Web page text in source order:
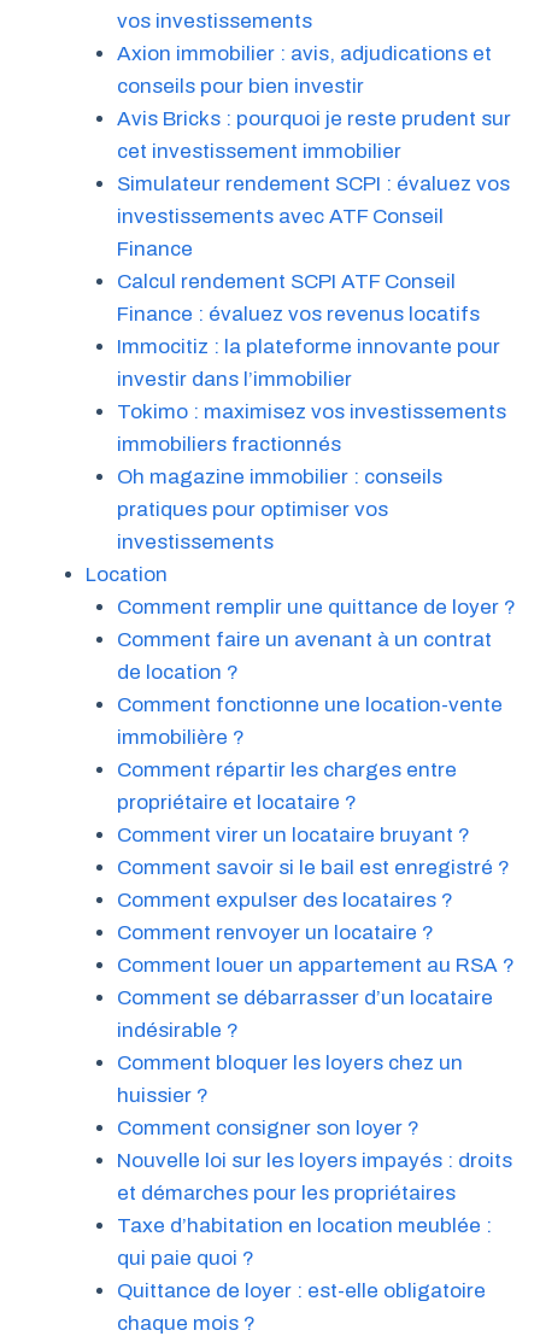
vos investissements
Axion immobilier : avis, adjudications et
conseils pour bien investir
Avis Bricks : pourquoi je reste prudent sur
cet investissement immobilier
Simulateur rendement SCPI : évaluez vos
investissements avec ATF Conseil
Finance
Calcul rendement SCPI ATF Conseil
Finance : évaluez vos revenus locatifs
Immocitiz : la plateforme innovante pour
investir dans l’immobilier
Tokimo : maximisez vos investissements
immobiliers fractionnés
Oh magazine immobilier : conseils
pratiques pour optimiser vos
investissements
Location
Comment remplir une quittance de loyer ?
Comment faire un avenant à un contrat
de location ?
Comment fonctionne une location-vente
immobilière ?
Comment répartir les charges entre
propriétaire et locataire ?
Comment virer un locataire bruyant ?
Comment savoir si le bail est enregistré ?
Comment expulser des locataires ?
Comment renvoyer un locataire ?
Comment louer un appartement au RSA ?
Comment se débarrasser d’un locataire
indésirable ?
Comment bloquer les loyers chez un
huissier ?
Comment consigner son loyer ?
Nouvelle loi sur les loyers impayés : droits
et démarches pour les propriétaires
Taxe d’habitation en location meublée :
qui paie quoi ?
Quittance de loyer : est-elle obligatoire
chaque mois ?